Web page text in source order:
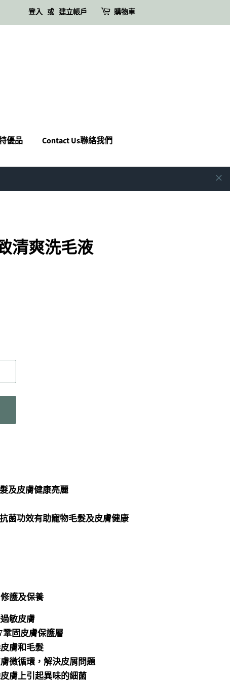
登入 或 建立帳戶 購物車
優品 Contact Us聯絡我們
清爽洗毛液
及皮膚健康亮麗
菌功效有助寵物毛髮及皮膚健康
護及保養
敏皮膚
固皮膚保護層
膚和毛髮
微循環，解決皮屑問題
膚上引起異味的細菌